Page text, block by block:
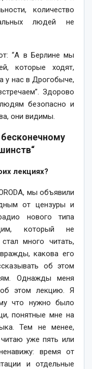
количество
людей не
“А в Берлине мы
которые ходят,
у нас в Дрогобыче,
Здорово
безопасно и
они видимы.
лекциях?
мы объявили
от цензуры и
нового типа
который не
много читать,
какова его
об этом
Однажды меня
об этом лекцию. Я
что нужно было
понятные мне на
Тем не менее,
уже пять или
время от
и отдельные